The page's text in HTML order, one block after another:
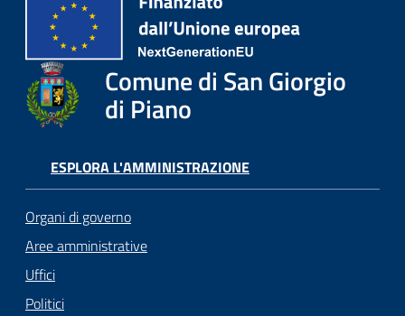
O
n
Tutti
gli
argomenti...
Comune di San Giorgio
di Piano
ESPLORA L'AMMINISTRAZIONE
Organi di governo
Aree amministrative
Uffici
Politici